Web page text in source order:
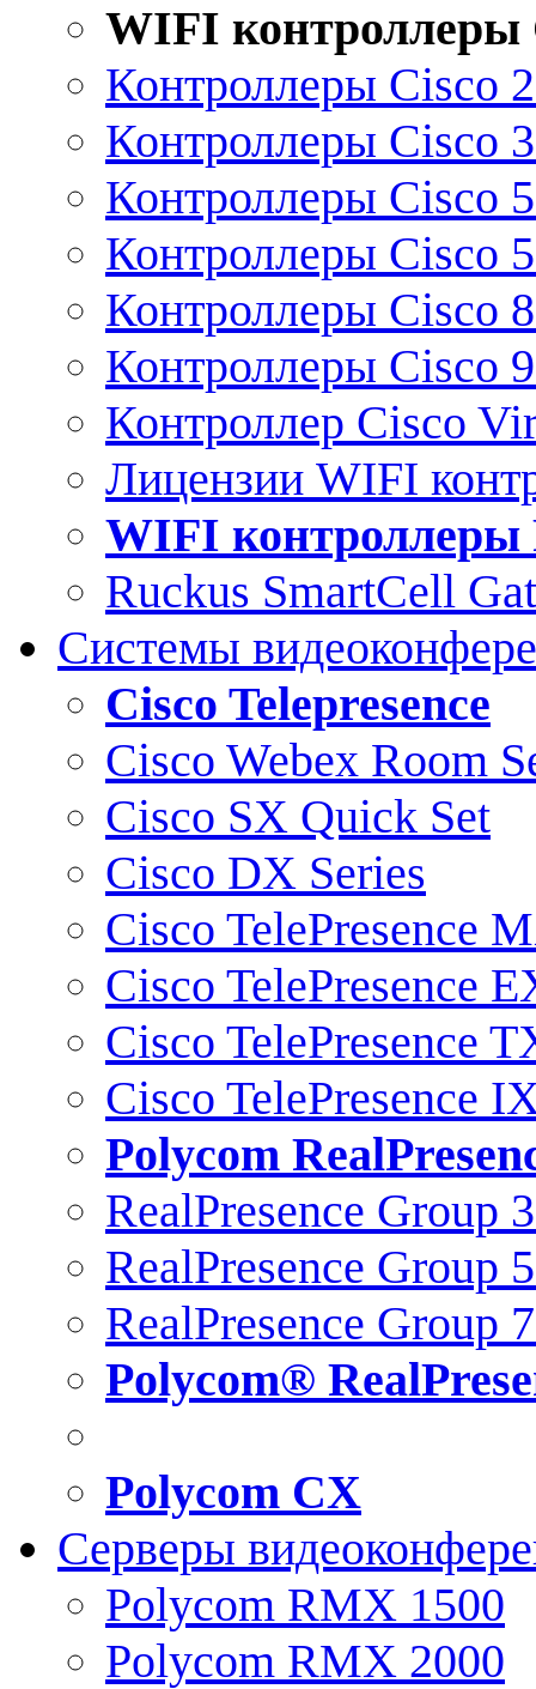
WIFI контроллеры
Контроллеры Cisco
Контроллеры Cisco
Контроллеры Cisco
Контроллеры Cisco
Контроллеры Cisco
Контроллеры Cisco
Контроллер Cisco
Лицензии WIFI
WIFI контроллеры
Ruckus SmartCell
Системы
Cisco Telepresence
Cisco Webex Room
Cisco SX Quick Set
Cisco DX Series
Cisco TelePresence
Cisco TelePresence
Cisco TelePresence
Cisco TelePresence
Polycom
RealPresence Group
RealPresence Group
RealPresence Group
Polycom®
Polycom CX
Серверы
Polycom RMX 1500
Polycom RMX 2000